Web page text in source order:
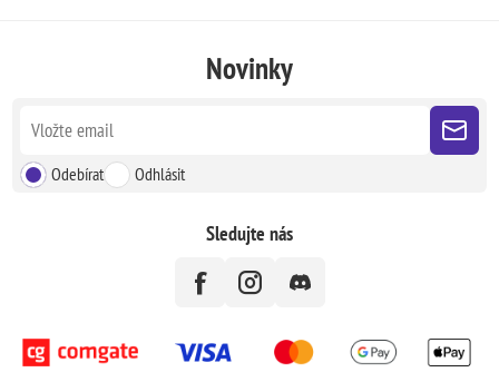
Novinky
Odebírat Odhlásit
Sledujte nás